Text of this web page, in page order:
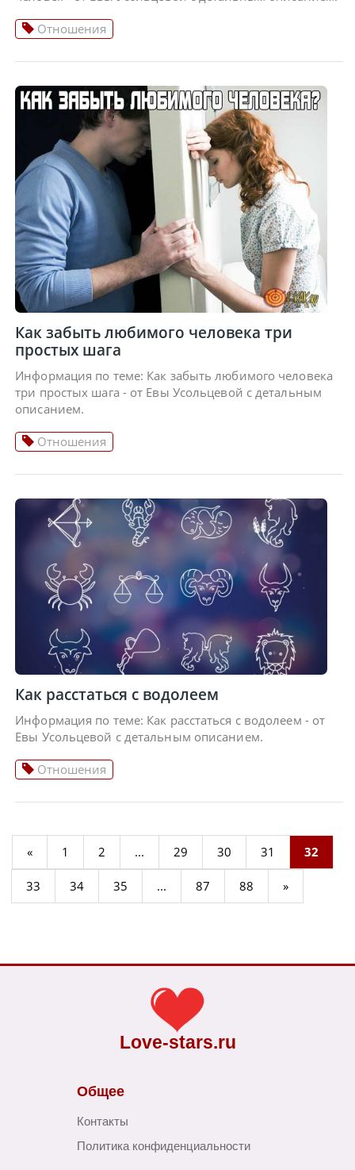
Отношения
Как забыть любимого человека три
простых шага
Информация по теме: Как забыть любимого человека
три простых шага - от Евы Усольцевой с детальным
описанием.
Отношения
Как расстаться с водолеем
Информация по теме: Как расстаться с водолеем - от
Евы Усольцевой с детальным описанием.
Отношения
« 1 2 ... 29 30 31 32
33 34 35 ... 87 88 »
Love-stars.ru
Общее
Контакты
Политика конфиденциальности